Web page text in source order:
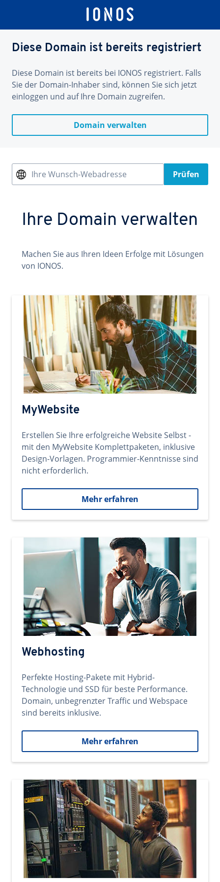
Diese Domain ist bereits registriert
Diese Domain ist bereits bei IONOS registriert. Falls
Sie der Domain-Inhaber sind, können Sie sich jetzt
einloggen und auf Ihre Domain zugreifen.
Domain verwalten
Ihre Wunsch-Webadresse Prüfen
Ihre Domain verwalten
Machen Sie aus Ihren Ideen Erfolge mit Lösungen
von IONOS.
MyWebsite
Erstellen Sie Ihre erfolgreiche Website Selbst -
mit den MyWebsite Komplettpaketen, inklusive
Design-Vorlagen. Programmier-Kenntnisse sind
nicht erforderlich.
Mehr erfahren
Webhosting
Perfekte Hosting-Pakete mit Hybrid-
Technologie und SSD für beste Performance.
Domain, unbegrenzter Traffic und Webspace
sind bereits inklusive.
Mehr erfahren